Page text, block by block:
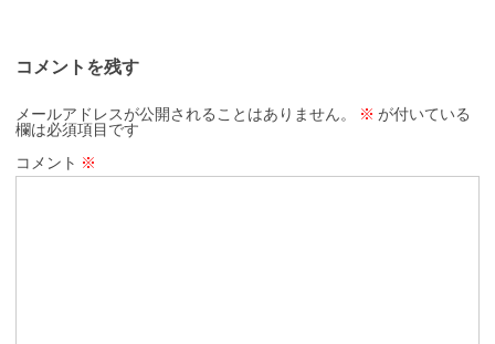
コメントを残す
メールアドレスが公開されることはありません。 ※ が付いている
欄は必須項目です
コメント ※